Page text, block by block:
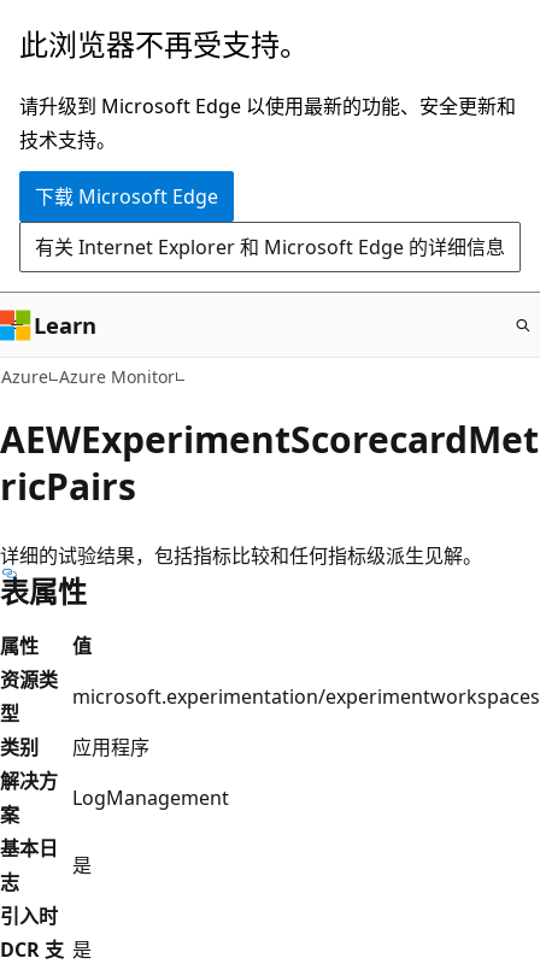
跳
主
要
内
此浏览器不再受支持。
请升级到 Microsoft Edge 以使用最新的功能、安全更新和
技术支持。
下载 Microsoft Edge
有关 Internet Explorer 和 Microsoft Edge 的详细信息
Learn
Azure Azure Monitor
AEWExperimentScorecardMet
ricPairs
详细的试验结果，包括指标比较和任何指标级派生见解。
表属性
属性
值
资源类
型
microsoft.experimentation/experimentworkspaces
类别
应用程序
解决方
案
LogManagement
基本日
志
是
引入时
DCR 支 是